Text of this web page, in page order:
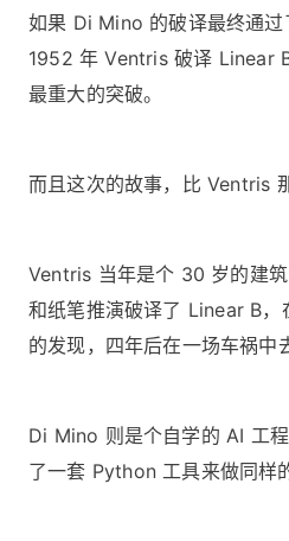
如果 Di Mino 的破译最终通过
1952 年 Ventris 破译 Linear
最重大的突破。
而且这次的故事，比 Ventris
Ventris 当年是个 30 岁的建
和纸笔推演破译了 Linear B，
的发现，四年后在一场车祸中
Di Mino 则是个自学的 AI 工
了一套 Python 工具来做同样